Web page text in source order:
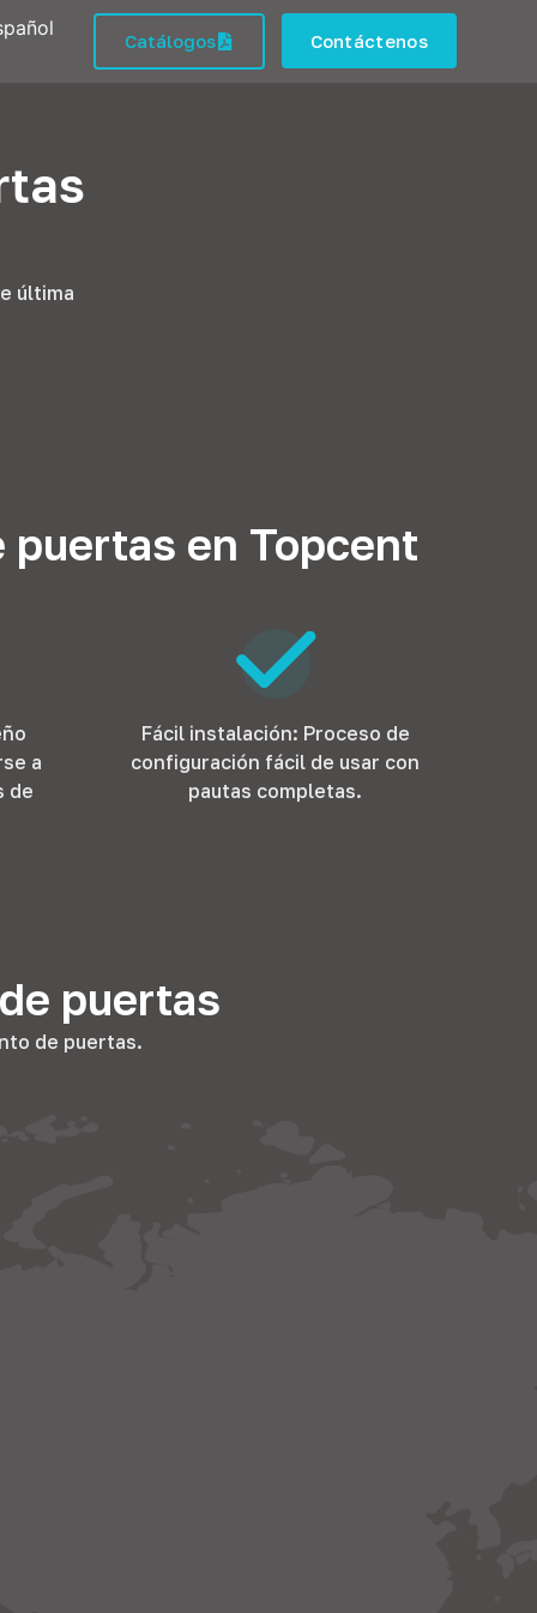
Catálogos Contáctenos
última
en Topcent
a
de
Fácil instalación: Proceso de
configuración fácil de usar con
pautas completas.
puertas
de puertas.